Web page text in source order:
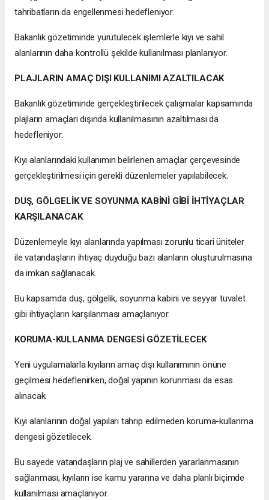
tahribatların da engellenmesi hedefleniyor.
Bakanlık gözetiminde yürütülecek işlemlerle kıyı ve sahil
alanlarının daha kontrollü şekilde kullanılması planlanıyor.
PLAJLARIN AMAÇ DIŞI KULLANIMI AZALTILACAK
Bakanlık gözetiminde gerçekleştirilecek çalışmalar kapsamında
plajların amaçları dışında kullanılmasının azaltılması da
hedefleniyor.
Kıyı alanlarındaki kullanımın belirlenen amaçlar çerçevesinde
gerçekleştirilmesi için gerekli düzenlemeler yapılabilecek.
DUŞ, GÖLGELİK VE SOYUNMA KABİNİ GİBİ İHTİYAÇLAR
KARŞILANACAK
Düzenlemeyle kıyı alanlarında yapılması zorunlu ticari üniteler
ile vatandaşların ihtiyaç duyduğu bazı alanların oluşturulmasına
da imkan sağlanacak.
Bu kapsamda duş, gölgelik, soyunma kabini ve seyyar tuvalet
gibi ihtiyaçların karşılanması amaçlanıyor.
KORUMA-KULLANMA DENGESİ GÖZETİLECEK
Yeni uygulamalarla kıyıların amaç dışı kullanımının önüne
geçilmesi hedeflenirken, doğal yapının korunması da esas
alınacak.
Kıyı alanlarının doğal yapıları tahrip edilmeden koruma-kullanma
dengesi gözetilecek.
Bu sayede vatandaşların plaj ve sahillerden yararlanmasının
sağlanması, kıyıların ise kamu yararına ve daha planlı biçimde
kullanılması amaçlanıyor.